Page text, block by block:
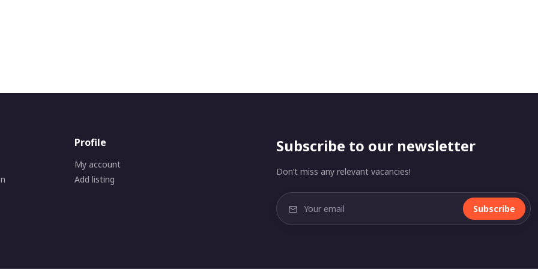
Profile
My account
Add listing
Subscribe to our newsletter
Don’t miss any relevant vacancies!
Subscribe